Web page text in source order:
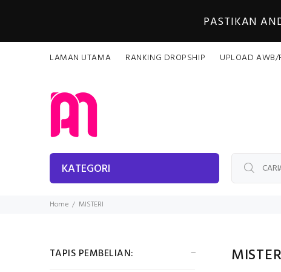
PASTIKAN
LAMAN UTAMA RANKING DROPSHIP UPLOAD AWB/
KATEGORI
Home MISTERI
TAPIS PEMBELIAN: